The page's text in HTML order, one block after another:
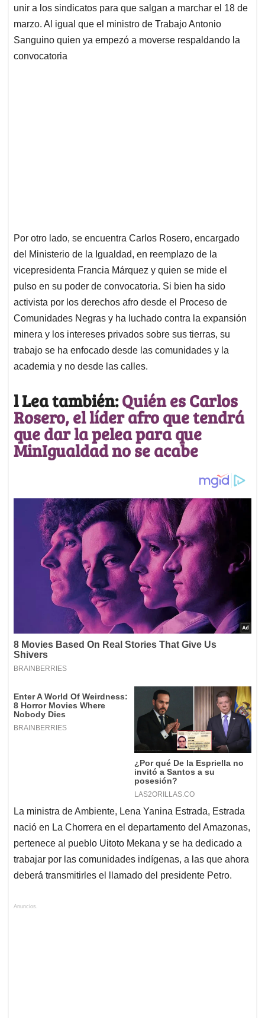
unir a los sindicatos para que salgan a marchar el 18 de
marzo. Al igual que el ministro de Trabajo Antonio
Sanguino quien ya empezó a moverse respaldando la
convocatoria
Por otro lado, se encuentra Carlos Rosero, encargado
del Ministerio de la Igualdad, en reemplazo de la
vicepresidenta Francia Márquez y quien se mide el
pulso en su poder de convocatoria. Si bien ha sido
activista por los derechos afro desde el Proceso de
Comunidades Negras y ha luchado contra la expansión
minera y los intereses privados sobre sus tierras, su
trabajo se ha enfocado desde las comunidades y la
academia y no desde las calles.
l Lea también:Quién es Carlos
Rosero, el líder afro que tendrá
que dar la pelea para que
MinIgualdad no se acabe
La ministra de Ambiente, Lena Yanina Estrada, Estrada
nació en La Chorrera en el departamento del Amazonas,
pertenece al pueblo Uitoto Mekana y se ha dedicado a
trabajar por las comunidades indígenas, a las que ahora
deberá transmitirles el llamado del presidente Petro.
Anuncios.